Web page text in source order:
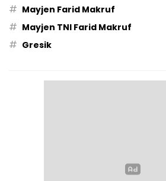
# Mayjen Farid Makruf
# Mayjen TNI Farid Makruf
# Gresik